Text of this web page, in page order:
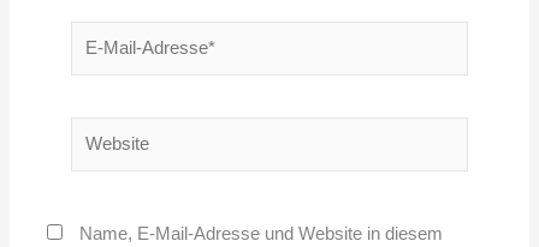
Mail-
Name, E-Mail-Adresse und Website in diesem